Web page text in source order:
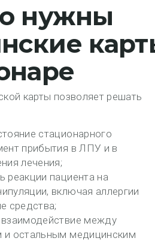
нужны
карты позволяет решать
стационарного
прибытия в ЛПУ и в
лечения;
реакции пациента на
включая аллергии
средства;
взаимодействие между
остальным медицинским